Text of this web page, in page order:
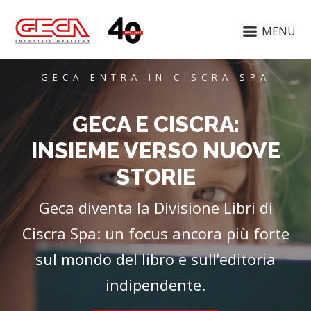
MENU
GECA ENTRA IN CISCRA SPA
GECA E CISCRA:
INSIEME VERSO NUOVE
STORIE
Geca diventa la Divisione Libri di
Ciscra Spa: un focus ancora più forte
sul mondo del libro e sull’editoria
indipendente.